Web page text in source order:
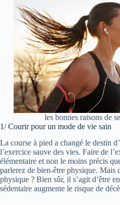
les bonnes raisons de
1/ Courir pour un mode de vie sain
La course à pied a changé le destin
l’exercice sauve des vies. Faire de
élémentaire et non le moins précis
parlerez de bien-être physique. Mais
physique ? Bien sûr, il s’agit d’être
sédentaire augmente le risque de